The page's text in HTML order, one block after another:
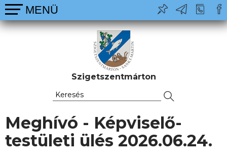
Szigetszentmárton
Meghívó - Képviselő-
testületi ülés 2026.06.24.